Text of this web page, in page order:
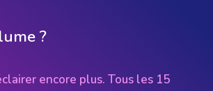
?
encore plus. Tous les 15